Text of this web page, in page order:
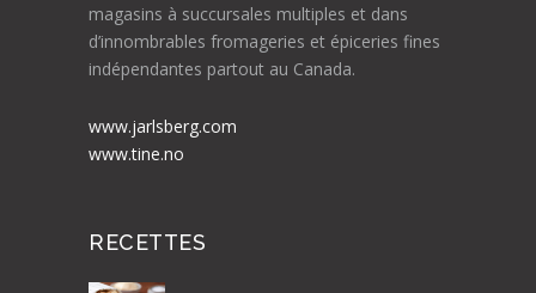
magasins à succursales multiples et dans
d’innombrables fromageries et épiceries fines
indépendantes partout au Canada.
www.jarlsberg.com
www.tine.no
RECETTES